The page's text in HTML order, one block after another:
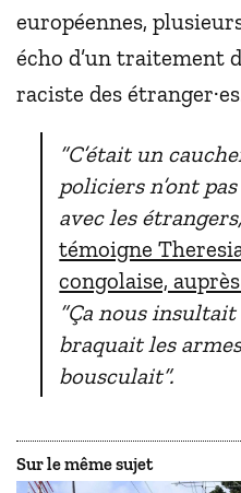
européennes,
écho d’un traitement
raciste des
“C’était un
policiers n’ont
avec les
témoigne
congolaise,
“Ça nous
braquait les
bousculait”.
Sur le même sujet